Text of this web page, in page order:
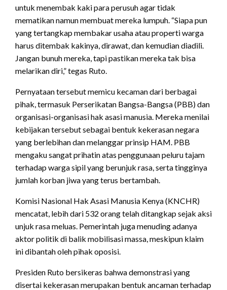
untuk menembak kaki para perusuh agar tidak
mematikan namun membuat mereka lumpuh. “Siapa pun
yang tertangkap membakar usaha atau properti warga
harus ditembak kakinya, dirawat, dan kemudian diadili.
Jangan bunuh mereka, tapi pastikan mereka tak bisa
melarikan diri,” tegas Ruto.
Pernyataan tersebut memicu kecaman dari berbagai
pihak, termasuk Perserikatan Bangsa-Bangsa (PBB) dan
organisasi-organisasi hak asasi manusia. Mereka menilai
kebijakan tersebut sebagai bentuk kekerasan negara
yang berlebihan dan melanggar prinsip HAM. PBB
mengaku sangat prihatin atas penggunaan peluru tajam
terhadap warga sipil yang berunjuk rasa, serta tingginya
jumlah korban jiwa yang terus bertambah.
Komisi Nasional Hak Asasi Manusia Kenya (KNCHR)
mencatat, lebih dari 532 orang telah ditangkap sejak aksi
unjuk rasa meluas. Pemerintah juga menuding adanya
aktor politik di balik mobilisasi massa, meskipun klaim
ini dibantah oleh pihak oposisi.
Presiden Ruto bersikeras bahwa demonstrasi yang
disertai kekerasan merupakan bentuk ancaman terhadap